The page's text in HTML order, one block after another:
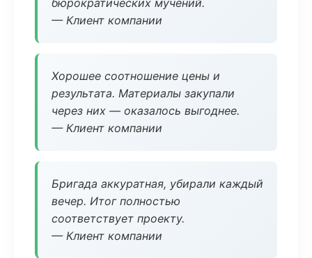
бюрократических мучений.
— Клиент компании
Хорошее соотношение цены и
результата. Материалы закупали
через них — оказалось выгоднее.
— Клиент компании
Бригада аккуратная, убирали каждый
вечер. Итог полностью
соответствует проекту.
— Клиент компании